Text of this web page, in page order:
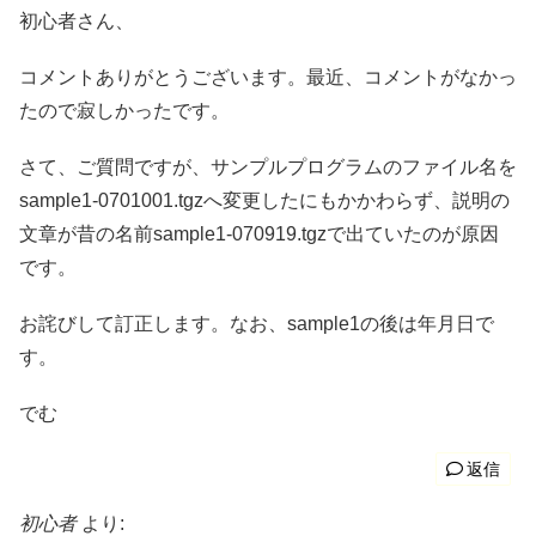
初心者さん、
コメントありがとうございます。最近、コメントがなかっ
たので寂しかったです。
さて、ご質問ですが、サンプルプログラムのファイル名を
sample1-0701001.tgzへ変更したにもかかわらず、説明の
文章が昔の名前sample1-070919.tgzで出ていたのが原因
です。
お詫びして訂正します。なお、sample1の後は年月日で
す。
でむ
返信
初心者 より: